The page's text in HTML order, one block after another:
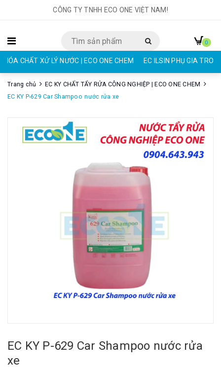
CÔNG TY TNHH ECO ONE VIỆT NAM!
HÓA CHẤT XỬ LÝ NƯỚC | ECO ONE CHEM EC ILSIN PHỤ GIA
0
Trang chủ
EC KY CHẤT TẨY RỬA CÔNG NGHIỆP | ECO ONE CHEM
EC KY P-629 Car Shampoo nước rửa xe
EC KY P-629 Car Shampoo nước rửa
xe